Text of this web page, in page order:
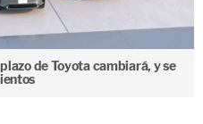
de Toyota cambiará, y se